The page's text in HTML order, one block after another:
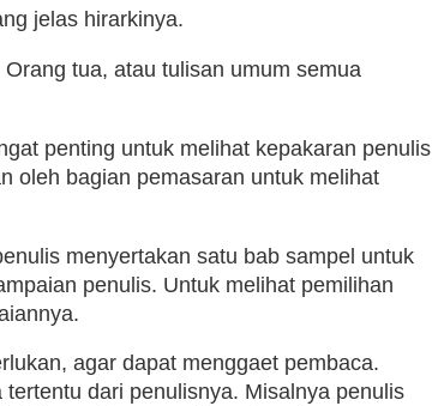
jelas hirarkinya.
tua, atau tulisan umum semua
penting untuk melihat kepakaran penulis
oleh bagian pemasaran untuk melihat
menyertakan satu bab sampel untuk
penulis. Untuk melihat pemilihan
agar dapat menggaet pembaca.
dari penulisnya. Misalnya penulis